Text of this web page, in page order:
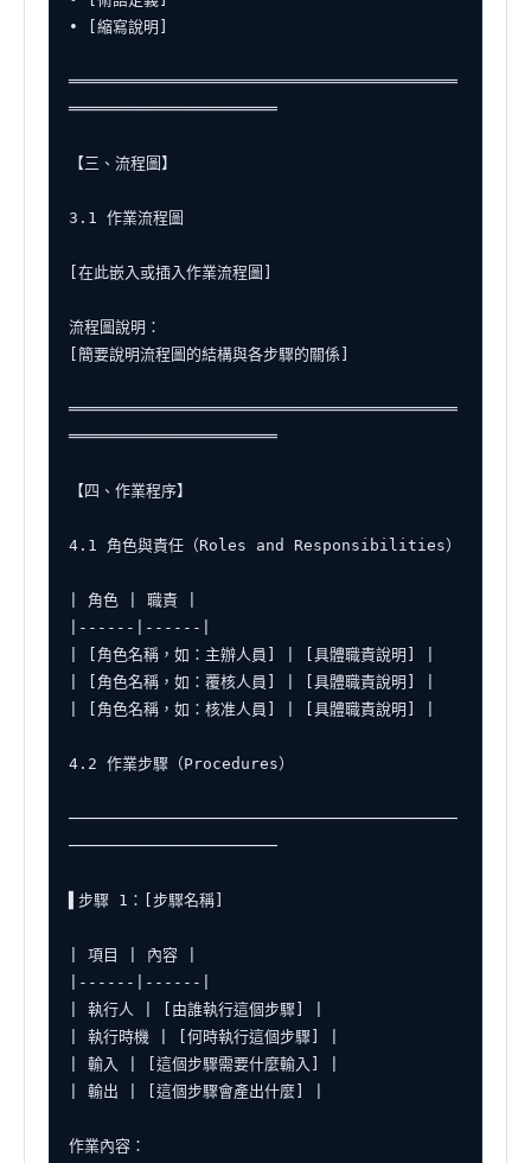
• [縮寫說明]
═════════════════════════════════════════
══════════════════════
【三、流程圖】
3.1 作業流程圖
[在此嵌入或插入作業流程圖]
流程圖說明：
[簡要說明流程圖的結構與各步驟的關係]
═════════════════════════════════════════
══════════════════════
【四、作業程序】
4.1 角色與責任（Roles and Responsibilities）
| 角色 | 職責 |
|------|------|
| [角色名稱，如：主辦人員] | [具體職責說明] |
| [角色名稱，如：覆核人員] | [具體職責說明] |
| [角色名稱，如：核准人員] | [具體職責說明] |
4.2 作業步驟（Procedures）
─────────────────────────────────────────
──────────────────────
▌步驟 1：[步驟名稱]
| 項目 | 內容 |
|------|------|
| 執行人 | [由誰執行這個步驟] |
| 執行時機 | [何時執行這個步驟] |
| 輸入 | [這個步驟需要什麼輸入] |
| 輸出 | [這個步驟會產出什麼] |
作業內容：